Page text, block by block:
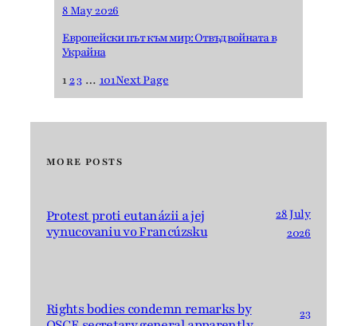
8 May 2026
Европейски път към мир: Отвъд войната в
Украйна
123 … 101Next Page
MORE POSTS
Protest proti eutanázii a jej
vynucovaniu vo Francúzsku
28 July
2026
Rights bodies condemn remarks by
23